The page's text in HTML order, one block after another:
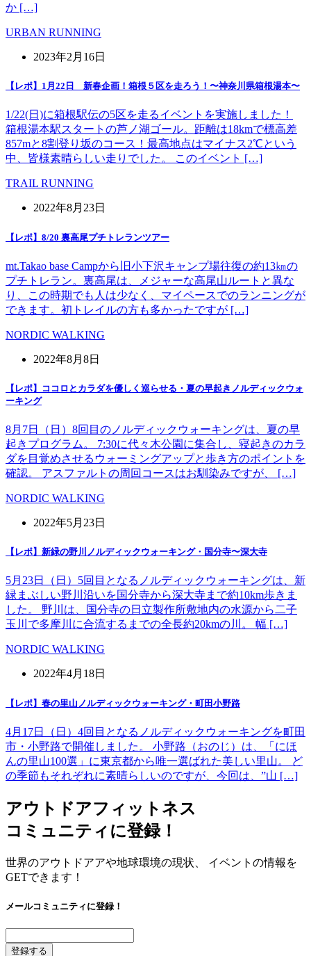
か […]
URBAN RUNNING
2023年2月16日
【レポ】1月22日 新春企画！箱根５区を走ろう！〜神奈川県箱根湯本〜
1/22(日)に箱根駅伝の5区を走るイベントを実施しました！
箱根湯本駅スタートの芦ノ湖ゴール。距離は18kmで標高差
857mと8割登り坂のコース！最高地点はマイナス2℃という
中、皆様素晴らしい走りでした。 このイベント […]
TRAIL RUNNING
2022年8月23日
【レポ】8/20 裏高尾プチトレランツアー
mt.Takao base Campから旧小下沢キャンプ場往復の約13㎞の
プチトレラン。裏高尾は、メジャーな高尾山ルートと異な
り、この時期でも人は少なく、マイペースでのランニングが
できます。初トレイルの方も多かったですが […]
NORDIC WALKING
2022年8月8日
【レポ】ココロとカラダを優しく巡らせる・夏の早起きノルディックウォ
ーキング
8月7日（日）8回目のノルディックウォーキングは、夏の早
起きプログラム。 7:30に代々木公園に集合し、寝起きのカラ
ダを目覚めさせるウォーミングアップと歩き方のポイントを
確認。 アスファルトの周回コースはお馴染みですが、 […]
NORDIC WALKING
2022年5月23日
【レポ】新緑の野川ノルディックウォーキング・国分寺〜深大寺
5月23日（日）5回目となるノルディックウォーキングは、新
緑まぶしい野川沿いを国分寺から深大寺まで約10km歩きま
した。 野川は、国分寺の日立製作所敷地内の水源から二子
玉川で多摩川に合流するまでの全長約20kmの川。 幅 […]
NORDIC WALKING
2022年4月18日
【レポ】春の里山ノルディックウォーキング・町田小野路
4月17日（日）4回目となるノルディックウォーキングを町田
市・小野路で開催しました。 小野路（おのじ）は、「にほ
んの里山100選」に東京都から唯一選ばれた美しい里山。 ど
の季節もそれぞれに素晴らしいのですが、今回は、”山 […]
アウトドアフィットネス
コミュニティに登録！
世界のアウトドアアや地球環境の現状、 イベントの情報を
GETできます！
メールコミュニティに登録！